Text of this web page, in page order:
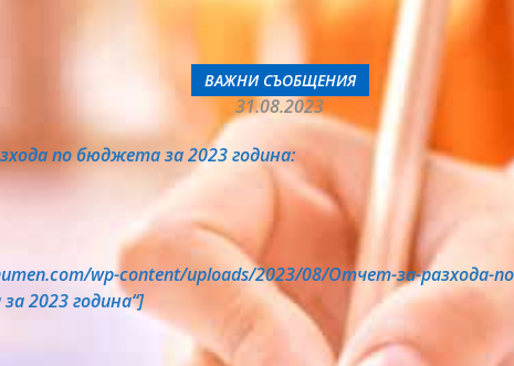
ВАЖНИ СЪОБЩЕНИЯ
31.08.2023
по бюджета за 2023 година:
wp-content/uploads/2023/08/Отчет-за-разхода-
2023 година“]